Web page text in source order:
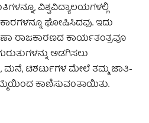
ವಿಶ್ವವಿದ್ಯಾಲಯಗಳಲ್ಲಿ
ಘೋಷಿಸಿದವು. ಇದು
ರಾಜಕಾರಣದ ಕಾರ್ಯತಂತ್ರವೂ
ಅಡಗಿಸಲು
ಮನೆ, ಟಿಶರ್ಟುಗಳ ಮೇಲೆ ತಮ್ಮ ಜಾತಿ-
ಕಾಣಿಸುವಂತಾಯಿತು.